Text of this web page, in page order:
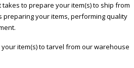
защиту, и надежную работу в
Корпус защищающий
надежную защиту от
takes to prepare your item(s) to ship from
preparing your items, performing quality
item(s) to tarvel from our warehouse